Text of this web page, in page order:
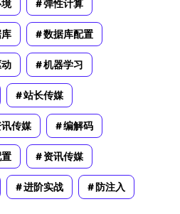
弹性计算
数据库配置
机器学习
站长传媒
传媒 编解码
资讯传媒
进阶实战 防注入